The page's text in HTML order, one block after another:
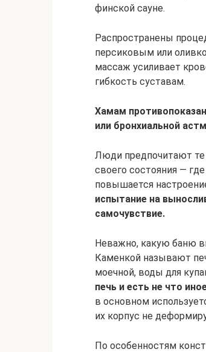
финской сауне.
Распространены
персиковым или
массаж усиливает
гибкость суставам.
Хамам
или бронхиальной
Люди предпочитают те
своего состояния —
повышается
испытание на
самочувствие.
Неважно, какую баню
Каменкой называют
моечной, воды для
печь и есть не что
в основном
их корпус не
По особенностям